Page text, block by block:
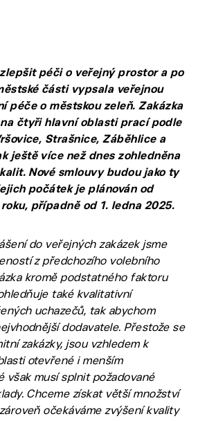
péči o veřejný prostor a po
části vypsala veřejnou
péče o městskou zeleň. Zakázka
na čtyři hlavní oblasti prací podle
Strašnice, Záběhlice a
ještě více než dnes zohledněna
Nové smlouvy budou jako ty
počátek je plánován od
případně od 1. ledna 2025.
do veřejných zakázek jsme
z předchozího volebního
kromě podstatného faktoru
také kvalitativní
uchazečů, tak abychom
dodavatele. Přestože se
zakázky, jsou vzhledem k
otevřené i menším
však musí splnit požadované
Chceme získat větší množství
očekáváme zvýšení kvality